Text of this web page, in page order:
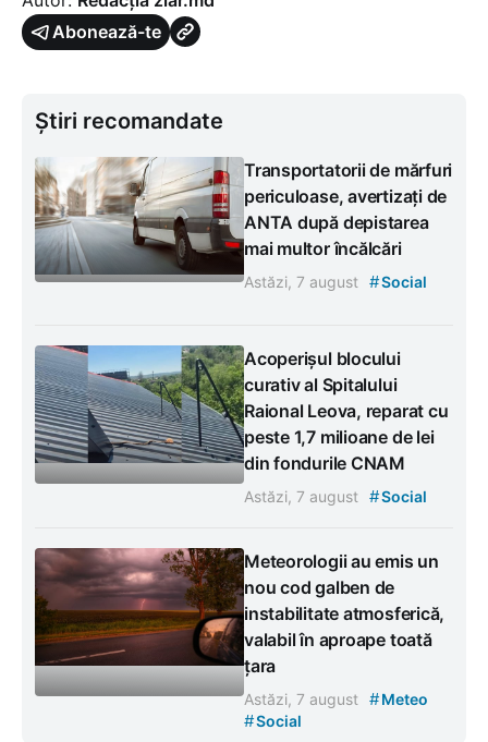
Abonează-te
Știri recomandate
Transportatorii de mărfuri
periculoase, avertizați de
ANTA după depistarea
mai multor încălcări
Astăzi, 7 august #Social
Acoperișul blocului
curativ al Spitalului
Raional Leova, reparat cu
peste 1,7 milioane de lei
din fondurile CNAM
Astăzi, 7 august #Social
Meteorologii au emis un
nou cod galben de
instabilitate atmosferică,
valabil în aproape toată
țara
Astăzi, 7 august #Meteo
#Social